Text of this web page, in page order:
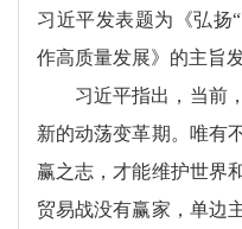
习近平发表题为《弘
作高质量发展》的主旨
习近平指出，当前
新的动荡变革期。唯有
赢之志，才能维护世界
贸易战没有赢家，单边